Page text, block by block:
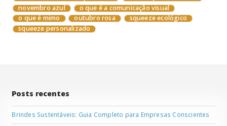
novembro azul
o que é a comunicação visual
o que é mimo
outubro rosa
squeeze ecológico
squeeze personalizado
Posts recentes
Brindes Sustentáveis: Guia Completo para Empresas Conscientes